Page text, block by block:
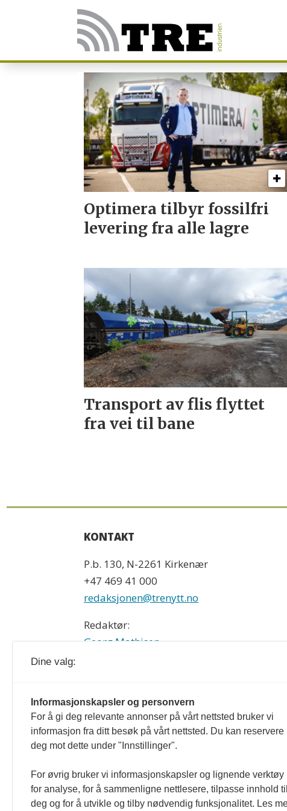
transport
Optimera tilbyr fossilfri
levering fra alle lagre
Transport av flis flyttet
fra vei til bane
KONTAKT
P.b. 130, N-2261 Kirkenær
+47 469 41 000
redaksjonen@trenytt.no
Redaktør:
Georg Mathisen
Treindustrien og trenytt.no redigeres
formulert i Norsk Presseforbunds Vær
Dine valg:
Informasjonskapsler og personvern
For å gi deg relevante annonser på vårt nettsted bruker vi
informasjon fra ditt besøk på vårt nettsted. Du kan reservere
deg mot dette under "Innstillinger".
For øvrig bruker vi informasjonskapsler og lignende verktøy
for analyse, for å sammenligne nettlesere, tilpasse innhold til
deg og for å utvikle og tilby nødvendig funksjonalitet. Les